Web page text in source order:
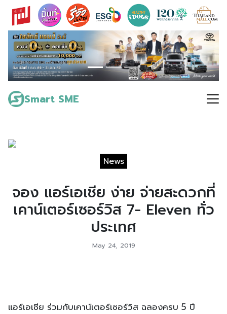
Skip
content
Smart SME
Search
for:
News
จอง แอร์เอเชีย ง่าย จ่ายสะดวกที่
เคาน์เตอร์เซอร์วิส 7- Eleven ทั่ว
ประเทศ
May 24, 2019
แอร์เอเชีย ร่วมกับเคาน์เตอร์เซอร์วิส ฉลองครบ 5 ปี